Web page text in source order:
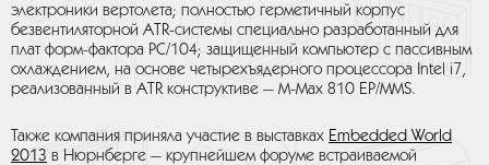
электроники вертолета; полностью герметичный корпус
безвентиляторной ATR-системы специально разработанный для
плат форм-фактора PC/104; защищенный компьютер с пассивным
охлаждением, на основе четырехъядерного процессора Intel i7,
реализованный в ATR конструктиве — M-Max 810 EP/MMS.
Также компания приняла участие в выставках Embedded World
2013 в Нюрнберге — крупнейшем форуме встраиваемой